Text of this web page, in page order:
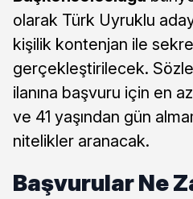
olarak Türk Uyruklu
kişilik kontenjan ile
gerçekleştirilecek.
ilanına başvuru için en
ve 41 yaşından gün
nitelikler aranacak.
Başvurular Ne